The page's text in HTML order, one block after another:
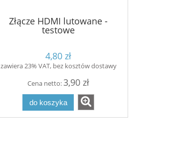
Złącze HDMI lutowane -
testowe
4,80 zł
zawiera 23% VAT, bez kosztów dostawy
Cena netto:3,90 zł
do koszyka